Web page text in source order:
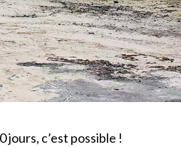
c’est possible !